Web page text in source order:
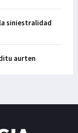
siniestralidad
aurten